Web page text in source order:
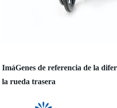
ImáGenes de referencia de la
la rueda trasera